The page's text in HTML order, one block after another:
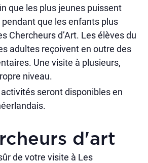
que les plus jeunes puissent
que les enfants plus
Chercheurs d’Art. Les élèves du
adultes reçoivent en outre des
Une visite à plusieurs,
niveau.
seront disponibles en
d'art
de votre visite à Les